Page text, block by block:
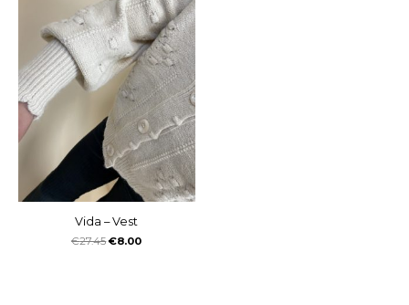
Vida – Vest
€27.45 €8.00